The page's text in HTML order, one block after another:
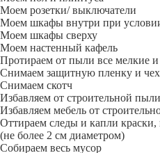
Моем розетки/ выключатели
Моем шкафы внутри при
Моем шкафы сверху
Моем настенный кафель
Протираем от пыли все мелкие
Снимаем защитную пленку и
Снимаем скотч
Избавляем от строительной
Избавляем мебель от
Оттираем следы и капли краски,
(не более 2 см диаметром)
Собираем весь мусор